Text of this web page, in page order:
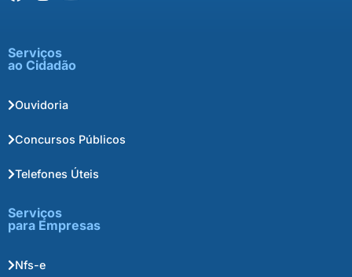
Serviços
ao Cidadão
Ouvidoria
Concursos Públicos
Telefones Úteis
Serviços
para Empresas
Nfs-e